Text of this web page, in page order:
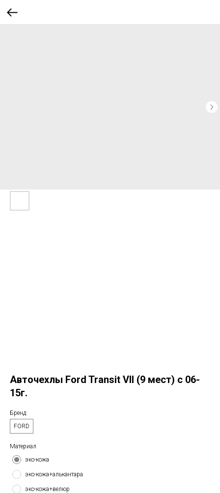
Авточехлы Ford Transit VII (9 мест) с 06-
15г.
Бренд
FORD
Материал
эко-кожа
эко-кожа+алькантара
эко-кожа+велюр